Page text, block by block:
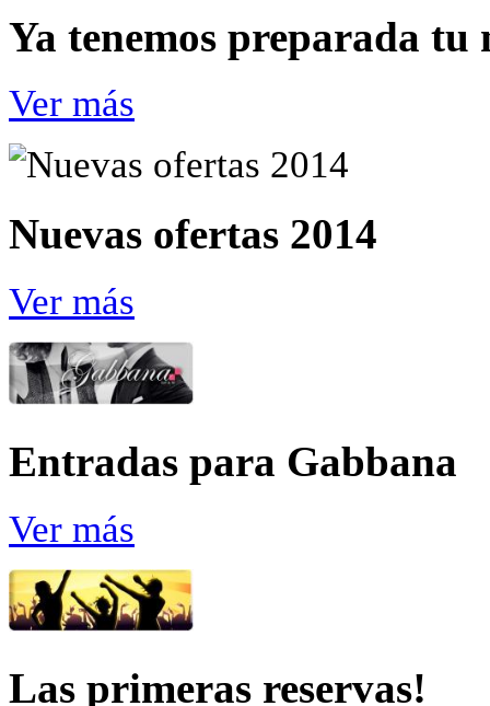
Ya tenemos preparada tu
Ver más
Nuevas ofertas 2014
Ver más
Entradas para Gabbana
Ver más
Las primeras reservas!